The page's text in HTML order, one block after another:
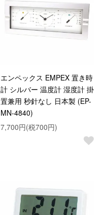
エンペックス EMPEX 置き時
計 シルバー 温度計 湿度計 掛
置兼用 秒針なし 日本製 (EP-
MN-4840)
7,700円(税700円)